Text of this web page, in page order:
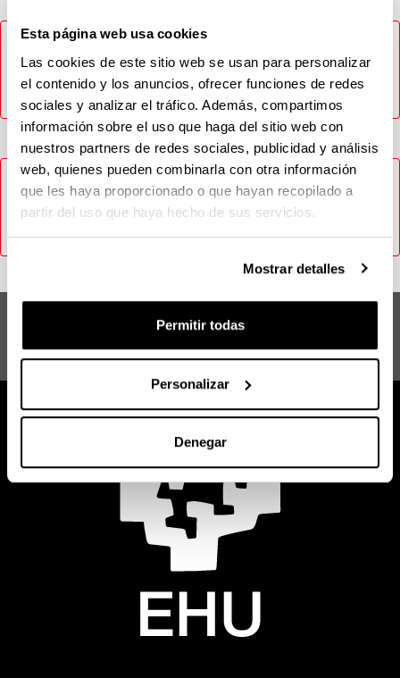
Esta página web usa cookies
Las cookies de este sitio web se usan para personalizar
el contenido y los anuncios, ofrecer funciones de redes
sociales y analizar el tráfico. Además, compartimos
información sobre el uso que haga del sitio web con
nuestros partners de redes sociales, publicidad y análisis
web, quienes pueden combinarla con otra información
que les haya proporcionado o que hayan recopilado a
partir del uso que haya hecho de sus servicios.
Mostrar detalles
Permitir todas
Personalizar
Denegar
No ha sido posible cargar el contenido, inténtelo más
tarde. En caso de que el problema persista contacte con
el CAU (Tlf: 946014400 / Email: cau@ehu.eus / Web:
https://lagun.ehu.eus).
No ha sido posible cargar el contenido, inténtelo más
tarde. En caso de que el problema persista contacte con
el CAU (Tlf: 946014400 / Email: cau@ehu.eus / Web:
https://lagun.ehu.eus).
Máster en la Gestión de las Lenguas en
en la Revitalización del Euskera